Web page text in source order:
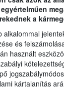
a
alkalommal
és
használt
kártalanítás